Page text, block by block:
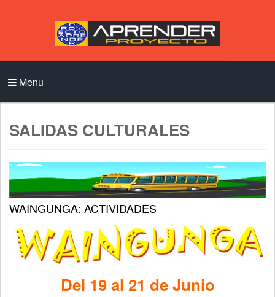
Menu
SALIDAS CULTURALES
WAINGUNGA: ACTIVIDADES
Del 19 al 21 de Junio